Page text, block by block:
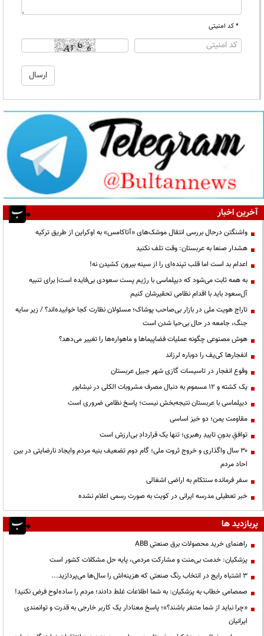
* کد امنیتی
آخرین اخبار
واشنگتن درحال بررسی انتقال موشک‌های «آتاکامس» به اوکراین از طریق ترکیه
هشدار صنعا به عربستان: وقت تلف نکنید
اعدام بد است اما قلب تپنده‌ای را از سینه بیرون کشیدن نه!
به همه ثابت می‌شود که دیپلماسی با رژیم پست سعودی بی‌فایده است| برای تنبیه
آل‌سعود باید با اقدام نظامی تحقیرشان کنیم
تاراج هویت ملی در بازار بی‌صاحب پوشاک؛ مسئولان نظارت کجا خوابیده‌اند؟ / زیر سایه
جنگ، جامعه در حال بی‌حیا شدن است
هوش مصنوعی چگونه عملیات فضاپیماها و ماهواره‌ها را تغییر می‌دهد؟
انفجارها کی‌یف را دوباره لرزاند
وقوع انفجار در تاسیسات گازی شهر جبیل عربستان
یک کشته و ۱۲ مسموم به دنبال مصرف مشروبات الکلی در نیشابور
دیپلماسی با عربستان نتیجه‌بخش نیست؛ پاسخ نظامی ضروری است
مقاومت یمن؛ دو خیز اساسی
توافقِ بدونِ تاییدِ رهبری؛ تنها یک قراردادِ بی‌ارزش است
۳۰ سال واگذاری و خروج ثروت ملی؛ گام دوم تضعیف بنیه مردم وایجاد نارضایتی در بین
احاد مردم
سفر فرمانده سنتکام به اراضی اشغالی
خبر تعطیلی مدرسه ایرانی در کویت به صورت رسمی اعلام نشده
پربازدید ها
راهنمای خرید محصولات برق صنعتی ABB
پزشکیان: خدمت بی‌منت و مشارکت مردمی، پایه حل مشکلات کشور است
3 اشتباه رایج در انتخاب رنگ صنعتی که هزینه‌اش را سال‌ها می‌پردازید...
صمصامی خطاب به پزشکیان: به شما اطلاعات غلط دادند؛ مردم را ساده‌لوح فرض نکنید!
«چرا نباید از شما متنفر باشند؟»؛ پاسخ معنادار یک کاربر خارجی به قدرت و توانمندی
ایرانیان